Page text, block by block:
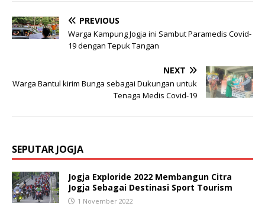
PREVIOUS
Warga Kampung Jogja ini Sambut Paramedis Covid-
19 dengan Tepuk Tangan
NEXT
Warga Bantul kirim Bunga sebagai Dukungan untuk
Tenaga Medis Covid-19
SEPUTAR JOGJA
Jogja Exploride 2022 Membangun Citra
Jogja Sebagai Destinasi Sport Tourism
1 November 2022